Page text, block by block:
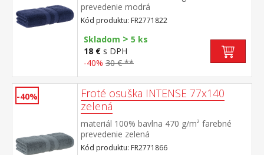
prevedenie modrá
Kód produktu: FR2771822
Skladom > 5 ks
18 € s DPH
-40% 30 € **
-40%
Froté osuška INTENSE 77x140
zelená
materiál 100% bavlna 470 g/m² farebné
prevedenie zelená
Kód produktu: FR2771866